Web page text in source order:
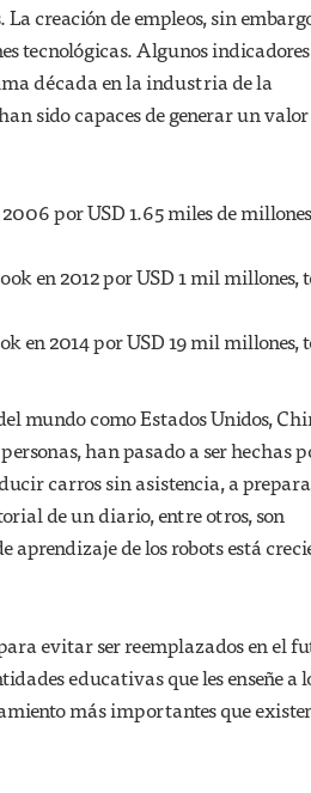
creación de empleos, sin
tecnológicas. Algunos
década en la industria de la
sido capaces de generar un valor
por USD 1.65 miles de
en 2012 por USD 1 mil millones,
en 2014 por USD 19 mil millones,
mundo como Estados Unidos,
han pasado a ser hechas
carros sin asistencia, a
de un diario, entre otros, son
aprendizaje de los robots está
evitar ser reemplazados en el
educativas que les enseñe a
más importantes que